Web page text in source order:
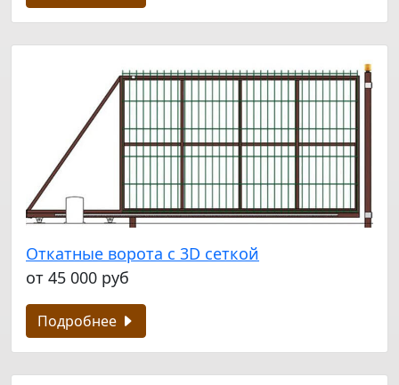
Откатные ворота с 3D сеткой
от 45 000 руб
Подробнее